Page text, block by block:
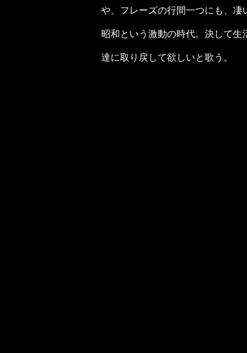
や、フレーズの行間一つにも、凄
昭和という激動の時代。決して
達に取り戻して欲しいと歌う。